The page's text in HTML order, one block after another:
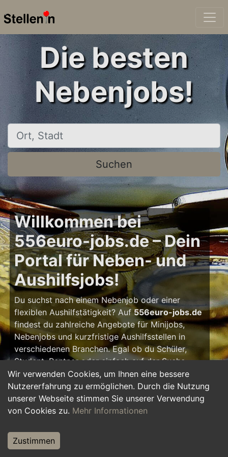
Wir verwenden Cookies, um Ihnen eine bessere
Nutzererfahrung zu ermöglichen. Durch die Nutzung
unserer Webseite stimmen Sie unserer Verwendung
von Cookies zu. Mehr Informationen
Zustimmen
Die besten
Nebenjobs!
Ort, Stadt
Suchen
Willkommen bei
556euro-jobs.de – Dein
Portal für Neben- und
Aushilfsjobs!
Du suchst nach einem Nebenjob oder einer
flexiblen Aushilfstätigkeit? Auf556euro-jobs.de
findest du zahlreiche Angebote für Minijobs,
Nebenjobs und kurzfristige Aushilfsstellen in
verschiedenen Branchen. Egal ob du Schüler,
Student, Rentner oder einfach auf der Suche
nach einem kleinen Zusatzverdienst bist – hier
findest du die passende Tätigkeit, die zu deinem
Zeitplan passt.
Ein Nebenjob oder Aushilfsjob bietet viele